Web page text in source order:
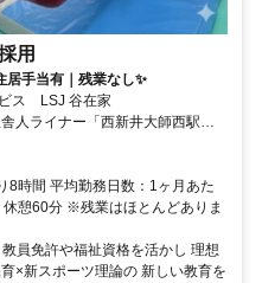
用
居手当有｜残業なし✨
ス LSJ 谷在家
人ライナー「西新井大師西駅」
8時間 平均勤務日数：1ヶ月あた
憩60分 ※残業はほとんどありま
員免許や福祉資格を活かし 理想
×新スポーツ理論の 新しい教育を